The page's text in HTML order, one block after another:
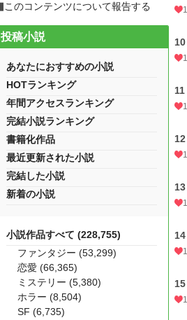
10
11
13
14
15
このコンテンツについて報告する
投稿小説
あなたにおすすめの小説
HOTランキング
年間アクセスランキング
完結小説ランキング
書籍化作品
最近更新された小説
完結した小説
新着の小説
小説作品すべて (228,755)
ファンタジー (53,299)
恋愛 (66,365)
ミステリー (5,380)
ホラー (8,504)
SF (6,735)